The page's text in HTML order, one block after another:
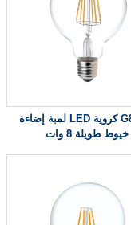
لمبة إضاءة LED كروية G80 مع
خيوط طويلة 8 وات